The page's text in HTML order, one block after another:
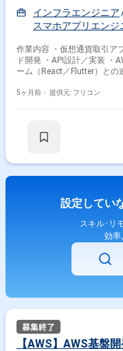
インフラエンジニア
スマホアプリエンジ
作業内容 ・仮想通貨取引ア
ド開発 ・API設計／実装 ・
ーム（React／Flutter）との
Slack、JIRA など
5ヶ月前・ 提供元: フリコン
設定してい
スキル･リ
効率
【AWS】AWS基盤